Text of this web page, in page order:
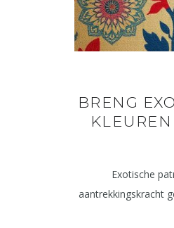
BRENG
Exotische
aantrekkingskracht